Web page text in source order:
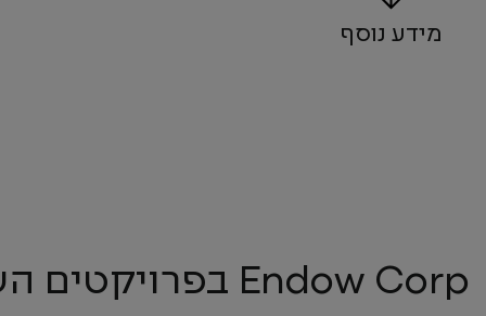
מידע נוסף
Endow Corp בפרויקטים השונים